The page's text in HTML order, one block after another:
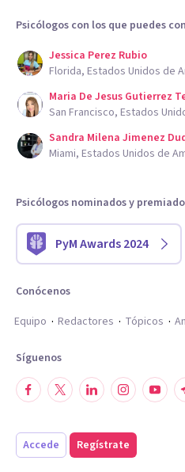
Psicólogos con los que puedes
Jessica Perez Rubio
Florida, Estados Unidos de
Maria De Jesus Gutierrez
San Francisco, Estados
Sandra Milena Jimenez
Miami, Estados Unidos de
Psicólogos nominados y
PyM Awards 2024
Conócenos
Equipo
Redactores Tópicos
Síguenos
Accede Regístrate